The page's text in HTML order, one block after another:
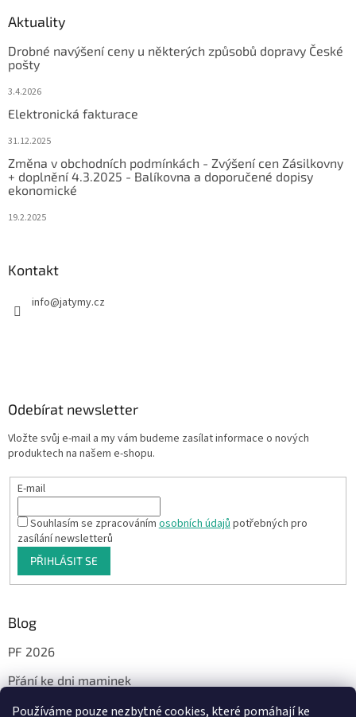
Používáme pouze nezbytné cookies, které pomáhají ke
Aktuality
Drobné navýšení ceny u některých způsobů dopravy České
pošty
3.4.2026
Elektronická fakturace
31.12.2025
Změna v obchodních podmínkách - Zvýšení cen Zásilkovny
+ doplnění 4.3.2025 - Balíkovna a doporučené dopisy
ekonomické
19.2.2025
Kontakt
info@jatymy.cz
Odebírat newsletter
Vložte svůj e-mail a my vám budeme zasílat informace o nových
produktech na našem e-shopu.
E-mail
Souhlasím se zpracovánímosobních údajůpotřebných pro
zasílání newsletterů
PŘIHLÁSIT SE
Blog
PF 2026
Přání ke dni maminek